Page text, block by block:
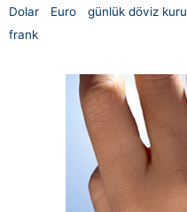
Dolar Euro günlük döviz kuru
frank